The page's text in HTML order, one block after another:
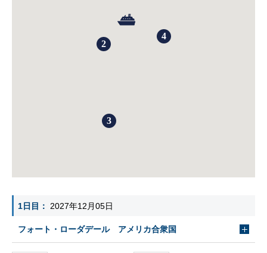
2
3
4
1日目 2027年12月05日
フォート・ローダデール アメリカ合衆国